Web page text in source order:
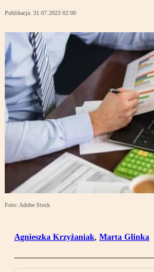
Publikacja: 31.07.2023 02:00
Foto: Adobe Stock
Agnieszka Krzyżaniak, Marta Glinka